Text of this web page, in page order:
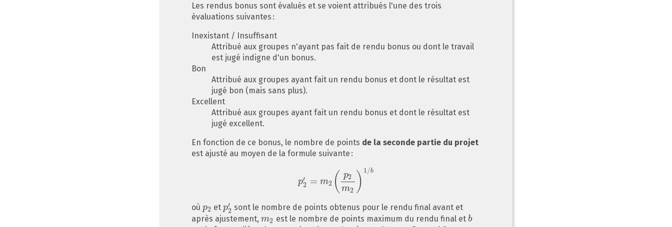
Les rendus bonus sont évalués et se voient attribués l'une des trois
évaluations suivantes :
Inexistant / Insuffisant
Attribué aux groupes n'ayant pas fait de rendu bonus ou dont le travail
est jugé indigne d'un bonus.
Bon
Attribué aux groupes ayant fait un rendu bonus et dont le résultat est
jugé bon (mais sans plus).
Excellent
Attribué aux groupes ayant fait un rendu bonus et dont le résultat est
jugé excellent.
En fonction de ce bonus, le nombre de points de la seconde partie du projet
est ajusté au moyen de la formule suivante :
p′
2 = m2 ( p2
m2 ) 1/b
p 2′= m2( p 2m2) /
oùp2
p2 etp′
2
p2 sont le nombre de points obtenus pour le rendu final avant et
après ajustement,m2
m2 est le nombre de points maximum du rendu final etb
b